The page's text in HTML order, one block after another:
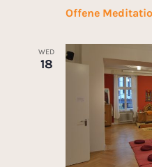
Offene
WED
18